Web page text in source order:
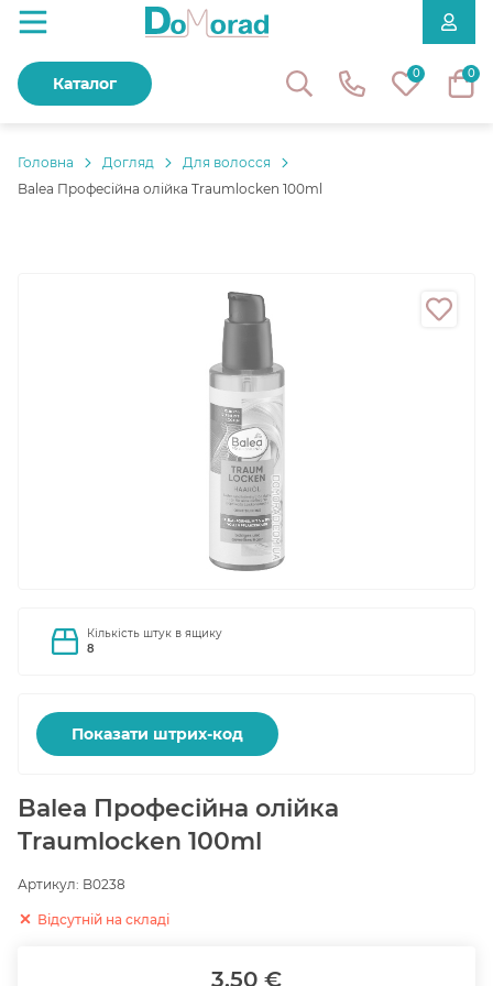
0 0
Каталог
Головнa Догляд
Для волосся
Balea Професійна олійка Traumlocken 100ml
Кількість штук в ящику
8
Показати штрих-код
Balea Професійна олійка
Traumlocken 100ml
Артикул: B0238
Відсутній на складі
3.50 €